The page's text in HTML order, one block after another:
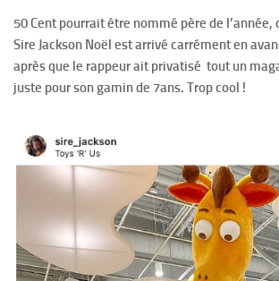
50 Cent pourrait être nommé père de l’année,
Sire Jackson Noël est arrivé carrément en
après que le rappeur ait privatisé tout un
juste pour son gamin de 7ans. Trop cool !